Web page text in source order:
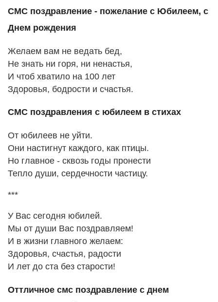
СМС поздравление - пожелание с Юбилеем, с
Днем рождения
Желаем вам не ведать бед,
Не знать ни горя, ни ненастья,
И чтоб хватило на 100 лет
Здоровья, бодрости и счастья.
СМС поздравления с юбилеем в стихах
От юбилеев не уйти.
Они настигнут каждого, как птицы.
Но главное - сквозь годы пронести
Тепло души, сердечности частицу.
***
У Вас сегодня юбилей.
Мы от души Вас поздравляем!
И в жизни главного желаем:
Здоровья, счастья, радости
И лет до ста без старости!
Оттличное смс поздравление с днем